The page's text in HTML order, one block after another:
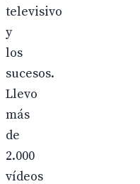
televisivo
y
los
sucesos.
Llevo
más
de
2.000
vídeos